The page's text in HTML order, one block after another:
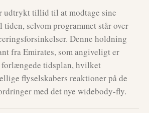
udtrykt tillid til at modtage sine
selvom programmet står over
Denne holdning
fra Emirates, som angiveligt er
forlængede tidsplan, hvilket
flyselskabers reaktioner på de
med det nye widebody-fly.